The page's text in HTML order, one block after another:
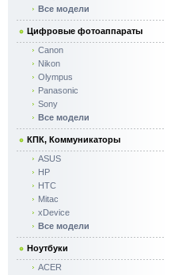
Все модели
Цифровые фотоаппараты
Canon
Nikon
Olympus
Panasonic
Sony
Все модели
КПК, Коммуникаторы
ASUS
HP
HTC
Mitac
xDevice
Все модели
Ноутбуки
ACER